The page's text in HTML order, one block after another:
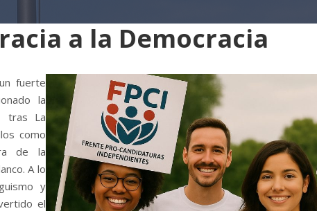
a la Democracia
fuerte
la
tras La
como
de la
A lo
y
el